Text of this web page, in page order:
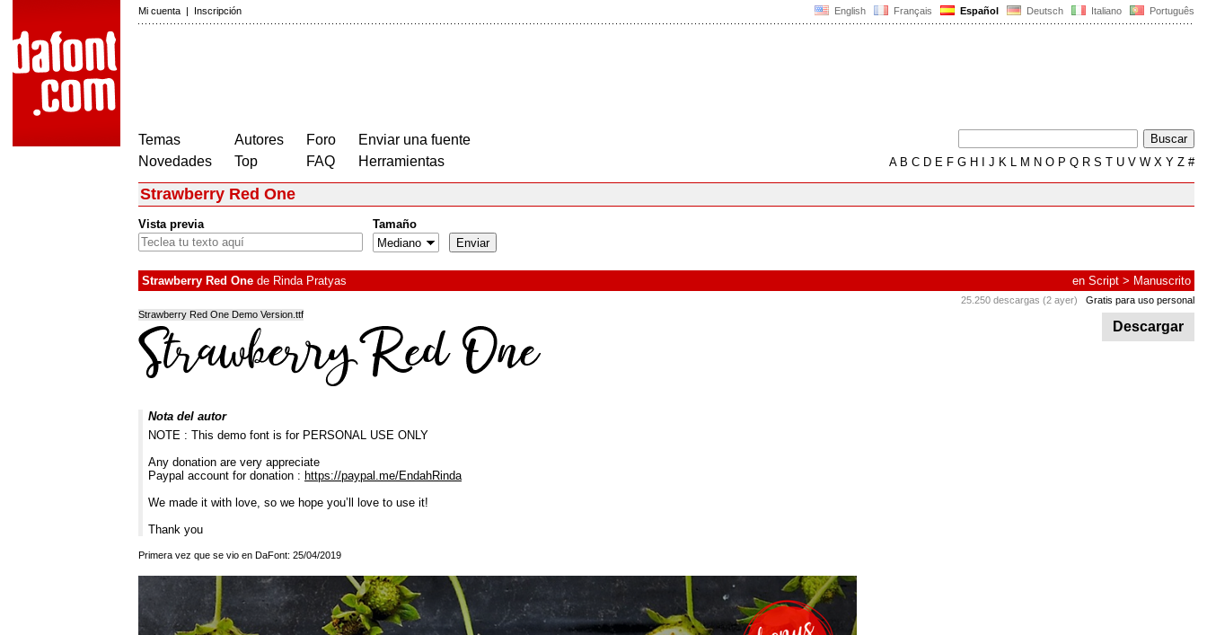
English Français Español Deutsch Italiano Português
Mi cuenta | Inscripción
Temas
Novedades
Autores
Top
Foro
FAQ
Enviar una fuente
Herramientas
AB C D E F G H J K L M N O P Q R S T U V W X Y Z #
Strawberry Red One
Vista previa Tamaño
Strawberry Red One de Rinda Pratyas en Script > Manuscrito
25.250 descargas (2 ayer) Gratis para uso personal
Descargar
Strawberry Red One Demo Version.ttf
Nota del autor
NOTE : This demo font is for PERSONAL USE ONLY
Any donation are very appreciate
Paypal account for donation : https://paypal.me/EndahRinda
We made it with love, so we hope you’ll love to use it!
Thank you
Primera vez que se vio en DaFont: 25/04/2019